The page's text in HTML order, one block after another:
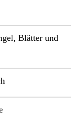
Blätter und